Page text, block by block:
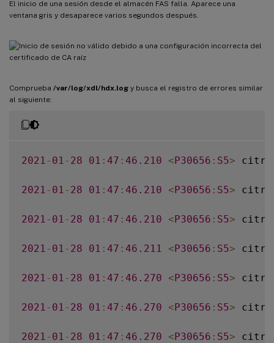
El inicio de una sesión desde el almacén FAS falla. Aparece una
ventana gris y desaparece varios segundos después.
Comprueba /var/log/xdl/hdx.log y busca el registro de errores similar
al siguiente:
2021 - 01 - 28 01 : 47 : 46.210 <P30656 : S5>
2021 - 01 - 28 01 : 47 : 46.210 <P30656 : S5>
2021 - 01 - 28 01 : 47 : 46.210 <P30656 : S5>
2021 - 01 - 28 01 : 47 : 46.211 <P30656 : S5>
2021 - 01 - 28 01 : 47 : 46.270 <P30656 : S5>
2021 - 01 - 28 01 : 47 : 46.270 <P30656 : S5>
2021 - 01 - 28 01 : 47 : 46.270 <P30656 : S5>